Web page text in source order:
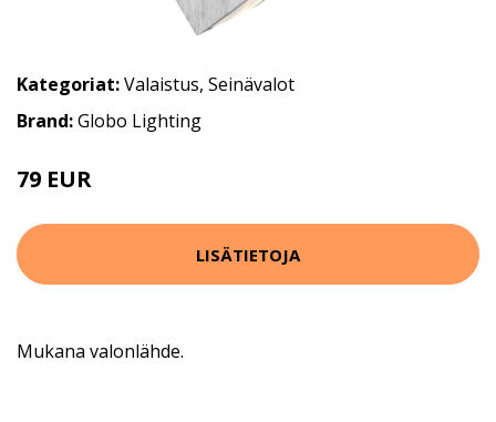
Kategoriat:Valaistus, Seinävalot
Brand:Globo Lighting
79 EUR
LISÄTIETOJA
Mukana valonlähde.